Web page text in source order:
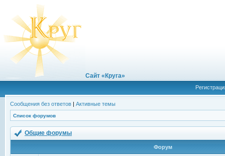
Сайт «Круга»
Сообщения без ответов | Активные темы
Список форумов
Общие форумы
Форум